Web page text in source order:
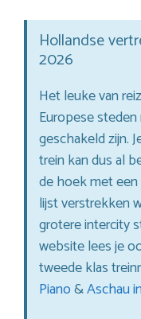
Hollandse
2026
Het leuke van
Europese
geschakeld zijn.
trein kan dus al
de hoek met
lijst verstrekken
grotere intercity
website lees je
tweede klas
Piano&Aschau